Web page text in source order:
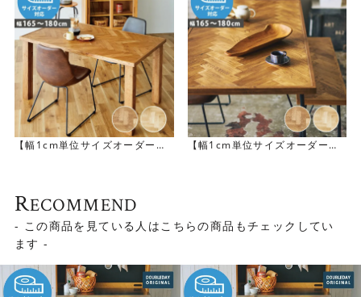
異素材ミックスが楽しめるデザイン
天板を引き立たせるため、デザインはあくまでもシンプル
【幅1cm単位サイズオーダー】
【幅1cm単位サイズオーダー】
RECOMMEND
- この商品を見ている人はこちらの商品もチェックしてい
ます -